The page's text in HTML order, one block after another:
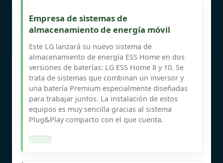
Empresa de sistemas de
almacenamiento de energía móvil
Este LG lanzará su nuevo sistema de
almacenamiento de energía ESS Home en dos
versiones de baterías: LG ESS Home 8 y 10. Se
trata de sistemas que combinan un inversor y
una batería Premium especialmente diseñadas
para trabajar juntos. La instalación de estos
equipos es muy sencilla gracias al sistema
Plug&Play compacto con el que cuenta.